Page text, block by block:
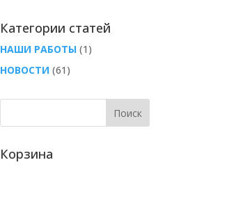
Категории статей
НАШИ РАБОТЫ(1)
НОВОСТИ(61)
Корзина